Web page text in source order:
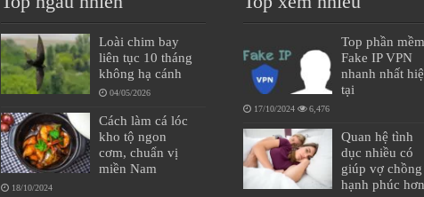
Loài chim bay
liên tục 10 tháng
không hạ cánh
04/05/2026
Cách làm cá lóc
kho tộ ngon
cơm, chuẩn vị
miền Nam
18/10/2024
Top phần mềm
Fake IP VPN
nhanh nhất
tại
17/10/2024 6,476
Quan hệ tình
dục nhiều có
giúp vợ chồng
hạnh phúc